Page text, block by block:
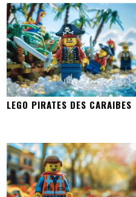
LEGO PIRATES DES CARAIBES